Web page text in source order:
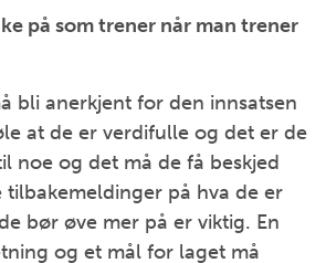
på som trener når man trener
bli anerkjent for den innsatsen
at de er verdifulle og det er de
noe og det må de få beskjed
tilbakemeldinger på hva de er
bør øve mer på er viktig. En
og et mål for laget må